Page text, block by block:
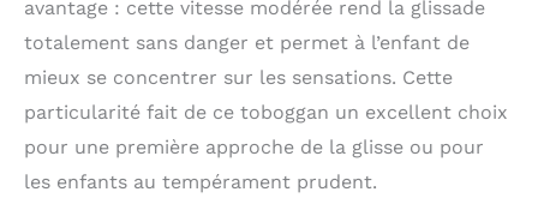
lisses et un jeu sûr
pour votre enfant.
Contrairement aux
de particules MDF, nos
produits en bois se
grande qualité et leur
avantage : cette vitesse modérée rend la glissade
totalement sans danger et permet à l’enfant de
mieux se concentrer sur les sensations. Cette
particularité fait de ce toboggan un excellent choix
pour une première approche de la glisse ou pour
les enfants au tempérament prudent.